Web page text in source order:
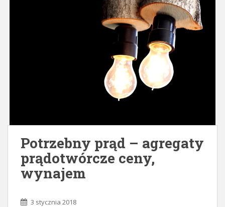
Potrzebny prąd – agregaty
prądotwórcze ceny,
wynajem
3 stycznia 2018